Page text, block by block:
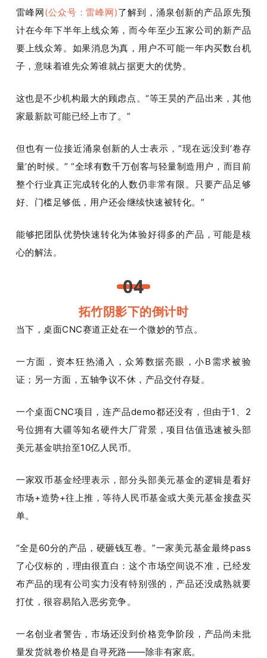
雷峰网(公众号：雷峰网)了解到，涌泉创新的产品原先预
计在今年下半年上线众筹，而今年至少五家公司的新产品
要上线众筹。如果消息为真，用户不可能一年内买数台机
子，意味着谁先众筹谁就占据更大的优势。
这也是不少机构最大的顾虑点。“等王昊的产品出来，其他
家最新款可能已经上市了。”
但也有一位接近涌泉创新的人士表示，“现在远没到‘卷存
量’的时候。” “全球有数千万创客与轻量制造用户，而目前
整个行业真正完成转化的人数仍非常有限。只要产品足够
好、门槛足够低，用户还会继续快速被转化。”
能够把团队优势快速转化为体验好得多的产品，可能是核
心的解法。
04
拓竹阴影下的倒计时
当下，桌面CNC赛道正处在一个微妙的节点。
一方面，资本狂热涌入，众筹数据亮眼，小B需求被验
证；另一方面，五轴争议不休，产品交付存疑。
一个桌面CNC项目，连产品demo都还没有，但由于1、2
号位拥有大疆等知名硬件大厂背景，项目估值迅速被头部
美元基金哄抬至10亿人民币。
一家双币基金经理表示，部分头部美元基金的逻辑是看好
市场+造势+往上推，等待人民币基金或大美元基金接盘买
单。
“全是60分的产品，硬砸钱互卷。”一家美元基金最终pass
了心仪标的，理由很直白：这个市场空间说不准，已经发
布产品的现有公司实力没有特别强的，产品还没成熟就要
打仗，很容易陷入恶劣竞争。
一名创业者警告，市场还没到价格竞争阶段，产品尚未批
量发货就卷价格是自寻死路——除非有家底。